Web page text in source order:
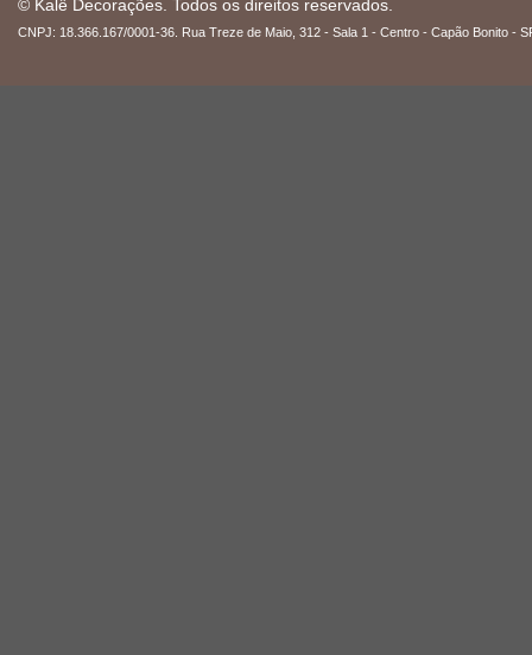
© Kalê Decorações. Todos os direitos reservados.
CNPJ: 18.366.167/0001-36. Rua Treze de Maio, 312 - Sala 1 - Centro - Capão Bonito -